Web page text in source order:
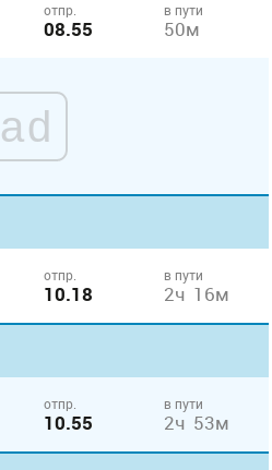
отпр.
08.55
в пути
50м
ad
отпр.
10.18
в пути
2ч 16м
отпр.
10.55
в пути
2ч 53м